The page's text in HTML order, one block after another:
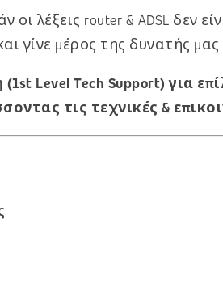
οι λέξεις router & ADSL
γίνε μέρος της δυνατής
Level Tech Support) για
τις τεχνικές &